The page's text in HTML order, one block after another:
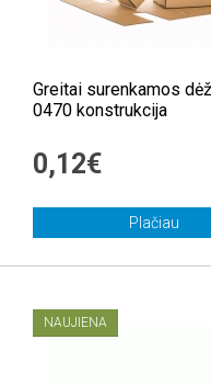
Greitai surenkamos
0470 konstrukcija
0,12€
Plačiau
NAUJIENA